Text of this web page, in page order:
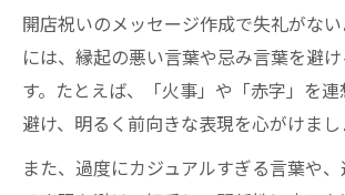
開店祝いのメッセージ作成で失礼がな
には、縁起の悪い言葉や忌み言葉を避
す。たとえば、「火事」や「赤字」を
避け、明るく前向きな表現を心がけまし
また、過度にカジュアルすぎる言葉や